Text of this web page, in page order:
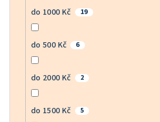
do 1000 Kč 19
do 500 Kč 6
do 2000 Kč 2
do 1500 Kč 5